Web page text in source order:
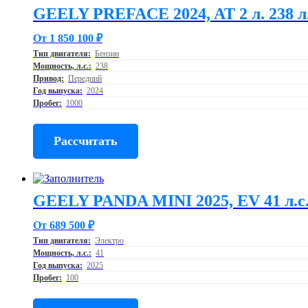
GEELY PREFACE 2024, AT 2 л. 238
От 1 850 100 ₽
Тип двигателя: Бензин
Мощность, л.с.: 238
Привод: Передний
Год выпуска: 2024
Пробег: 1000
Рассчитать
GEELY PANDA MINI 2025, EV 41
От 689 500 ₽
Тип двигателя: Электро
Мощность, л.с.: 41
Год выпуска: 2025
Пробег: 100